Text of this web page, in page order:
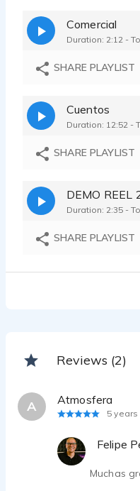
Comercial
Duration: 2:12 -
SHARE PLAYLIST
Cuentos
Duration: 12:52 -
SHARE PLAYLIST
DEMO REEL
Duration: 2:35 -
SHARE PLAYLIST
Reviews (2)
A Atmosfera
5
Felipe
Muchas